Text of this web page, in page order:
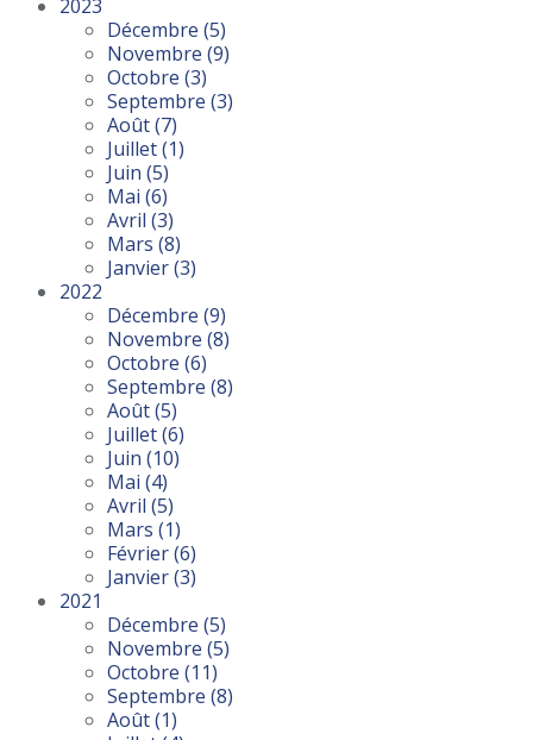
2023
Décembre (5)
Novembre (9)
Octobre (3)
Septembre (3)
Août(7)
Juillet(1)
Juin (5)
Mai (6)
Avril (3)
Mars (8)
Janvier(3)
2022
Décembre (9)
Novembre (8)
Octobre (6)
Septembre (8)
Août(5)
Juillet(6)
Juin (10)
Mai (4)
Avril (5)
Mars (1)
Février(6)
Janvier(3)
2021
Décembre (5)
Novembre (5)
Octobre (11)
Septembre (8)
Août(1)